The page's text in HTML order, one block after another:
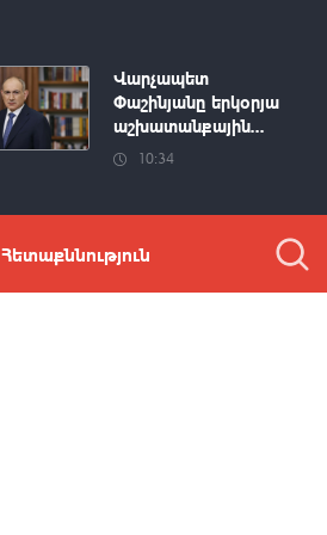
Վարչապետ
Փաշինյանը երկօրյա
աշխատանքային...
10:34
Հետաքննություն